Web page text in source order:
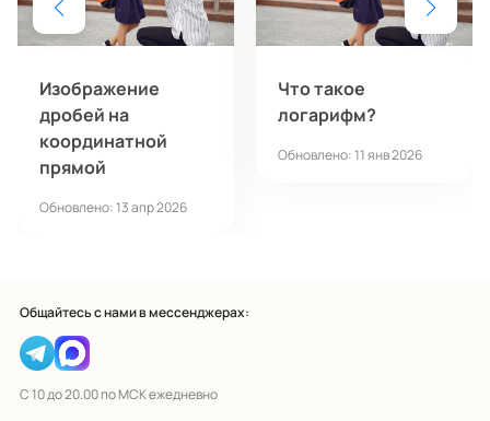
Изображение
дробей на
координатной
прямой
Обновлено: 13 апр 2026
Что такое
логарифм?
Обновлено: 11 янв 2026
Общайтесь с нами в мессенджерах:
С 10 до 20.00 по МСК ежедневно